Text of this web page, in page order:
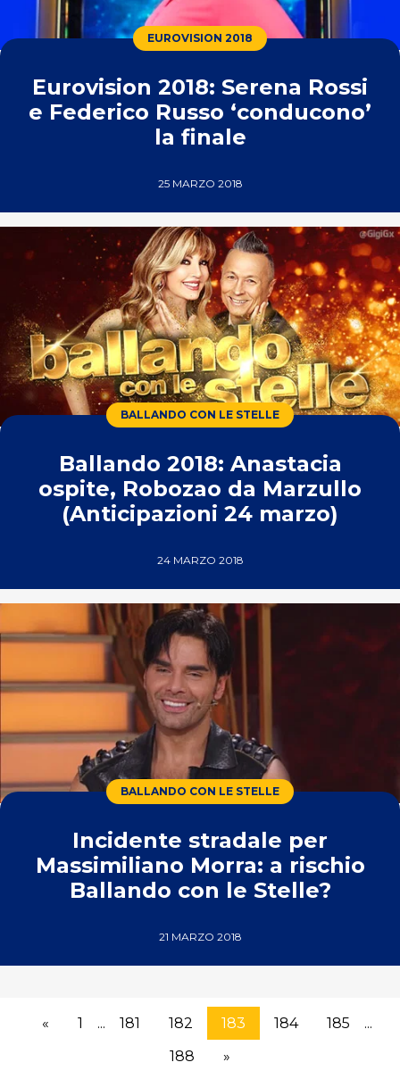
EUROVISION 2018
Eurovision 2018: Serena Rossi
e Federico Russo ‘conducono’
la finale
25 MARZO 2018
BALLANDO CON LE STELLE
Ballando 2018: Anastacia
ospite, Robozao da Marzullo
(Anticipazioni 24 marzo)
24 MARZO 2018
BALLANDO CON LE STELLE
Incidente stradale per
Massimiliano Morra: a rischio
Ballando con le Stelle?
21 MARZO 2018
« 1 ... 181 182 183 184 185
...
188
»